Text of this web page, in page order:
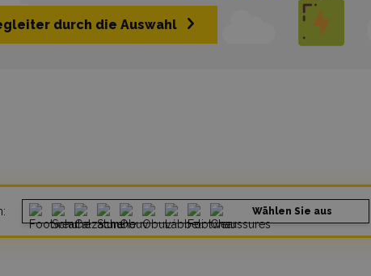
durch die Auswahl
Wählen Sie aus